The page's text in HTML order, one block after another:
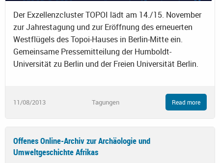
Der Exzellenzcluster TOPOI lädt am 14./15. November
zur Jahrestagung und zur Eröffnung des erneuerten
Westflügels des Topoi-Hauses in Berlin-Mitte ein.
Gemeinsame Pressemitteilung der Humboldt-
Universität zu Berlin und der Freien Universität Berlin.
11/08/2013 Tagungen Read more
Offenes Online-Archiv zur Archäologie und
Umweltgeschichte Afrikas